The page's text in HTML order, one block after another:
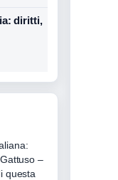
diritti,
–
questa